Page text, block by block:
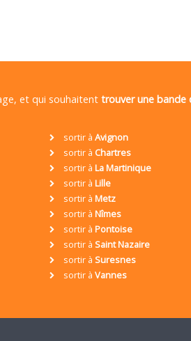
et qui souhaitent trouver une bande
sortir à Avignon
sortir à Chartres
sortir à La Martinique
sortir à Lille
sortir à Metz
sortir à Nîmes
sortir à Pontoise
sortir à Saint Nazaire
sortir à Suresnes
sortir à Vannes